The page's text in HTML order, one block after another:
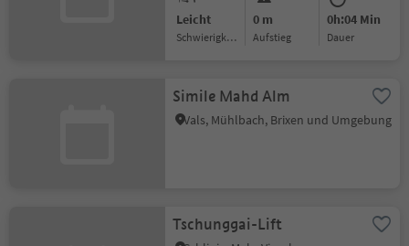
Leicht
Schwierigkeitsgrad
0 m
Aufstieg
0h:04 Min
Dauer
Simile Mahd Alm
Vals, Mühlbach, Brixen und Umgebung
Tschunggai-Lift